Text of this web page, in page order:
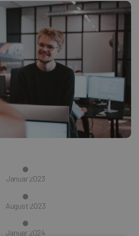
Januar 2023
August 2023
Januar 2024